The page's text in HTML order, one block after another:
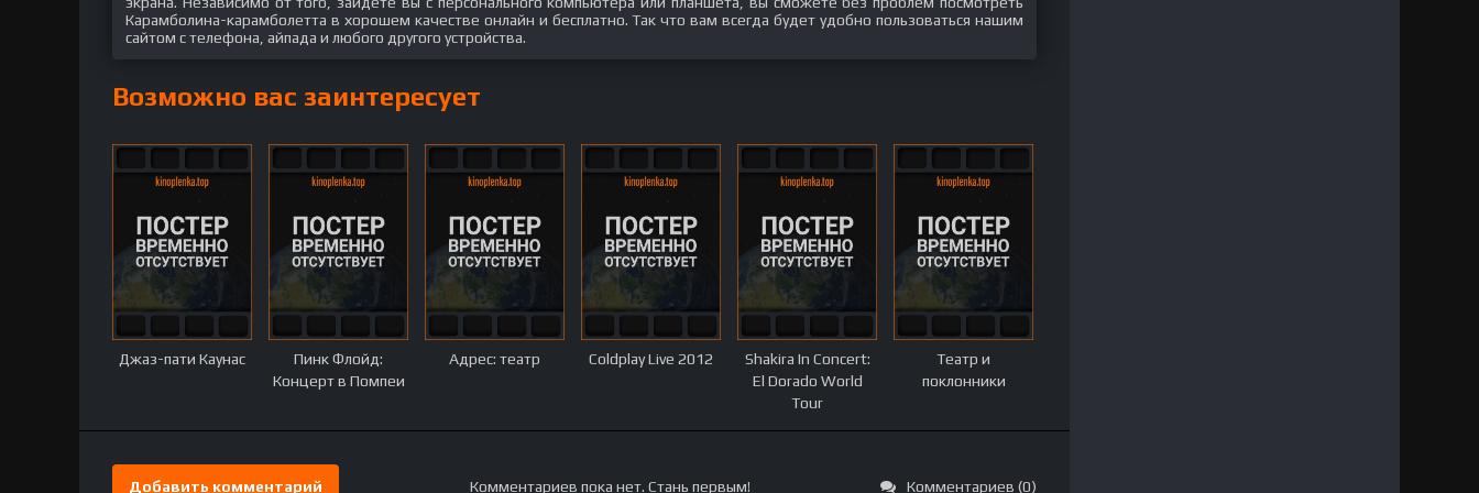
Карамболина-карамболетта в хорошем качестве онлайн и бесплатно. Так что вам всегда будет удобно пользоваться нашим
сайтом с телефона, айпада и любого другого устройства.
Возможно вас заинтересует
Джаз-пати Каунас
Пинк Флойд:
Концерт в Помпеи
Адрес: театр Coldplay Live 2012
Shakira In Concert:
El Dorado World
Tour
Театр и
поклонники
Добавить комментарий Комментариев пока нет. Стань первым! Комментариев (0)